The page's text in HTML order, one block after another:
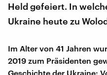
Held gefeiert. In
Ukraine heute zu
Im Alter von 41 Jahren
2019 zum Präsidenten
Geschichte der Ukraine: